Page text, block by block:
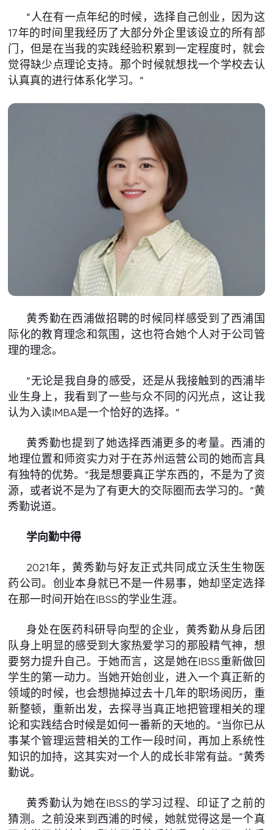
“人在有一点年纪的时候，选择自己创业，因为这
17年的时间里我经历了大部分外企里该设立的所有部
门，但是在当我的实践经验积累到一定程度时，就会
觉得缺少点理论支持。那个时候就想找一个学校去认
认真真的进行体系化学习。”
黄秀勤在西浦做招聘的时候同样感受到了西浦国
际化的教育理念和氛围，这也符合她个人对于公司管
理的理念。
“无论是我自身的感受，还是从我接触到的西浦毕
业生身上，我看到了一些与众不同的闪光点，这让我
认为入读IMBA是一个恰好的选择。”
黄秀勤也提到了她选择西浦更多的考量。西浦的
地理位置和师资实力对于在苏州运营公司的她而言具
有独特的优势。“我是想要真正学东西的，不是为了资
源，或者说不是为了有更大的交际圈而去学习的。”黄
秀勤说道。
学向勤中得
2021年，黄秀勤与好友正式共同成立沃生生物医
药公司。创业本身就已不是一件易事，她却坚定选择
在那一时间开始在IBSS的学业生涯。
身处在医药科研导向型的企业，黄秀勤从身后团
队身上明显的感受到大家热爱学习的那股精气神，想
要努力提升自己。于她而言，这是她在IBSS重新做回
学生的第一动力。当她开始创业，进入一个真正新的
领域的时候，也会想抛掉过去十几年的职场阅历，重
新整顿，重新出发，去探寻当真正地把管理相关的理
论和实践结合时候是如何一番新的天地的。“当你已从
事某个管理运营相关的工作一段时间，再加上系统性
知识的加持，这其实对一个人的成长非常有益。”黄秀
勤说。
黄秀勤认为她在IBSS的学习过程、印证了之前的
猜测。之前没来到西浦的时候，她就觉得这是一个真